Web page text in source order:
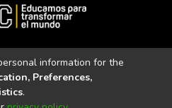
Estatal del Carchi
information for the
Preferences,
.